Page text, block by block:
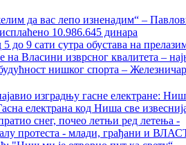
да вас лепо изненадим“ –
10.986.645 динара
сати сутра обустава на прелазима
Власини изврсног квалитета –
нишког спорта –
изградњу гасне електране: Ниш
електрана код Ниша све
снег, почео летњи ред летења -
протеста - млади, грађани и